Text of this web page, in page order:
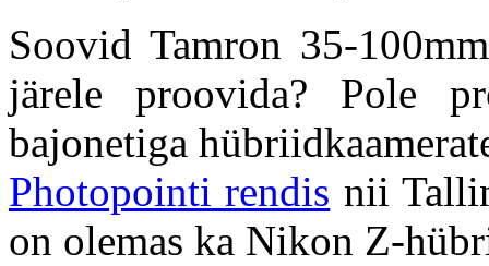
Soovid Tamron 35-
järele proovida? Pole
bajonetiga
Photopointi rendis nii
on olemas ka Nikon Z-